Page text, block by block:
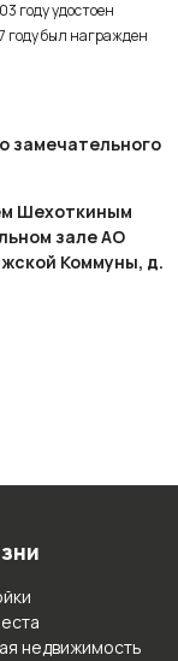
году удостоен
году был награжден
замечательного
Шехоткиным
зале АО
Коммуны, д.
недвижимость